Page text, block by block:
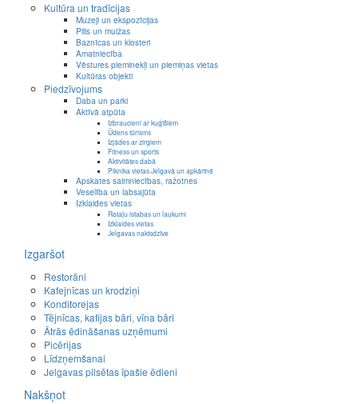
Kultūra un tradīcijas
Muzeji un ekspozīcijas
Pilis un muižas
Baznīcas un klosteri
Amatniecība
Vēstures pieminekļi un piemiņas vietas
Kultūras objekti
Piedzīvojums
Daba un parki
Aktīvā atpūta
Izbraucieni ar kuģīšiem
Ūdens tūrisms
Izjādes ar zirgiem
Fitness un sports
Aktivitātes dabā
Piknika vietas Jelgavā un apkārtnē
Apskates saimniecības, ražotnes
Veselība un labsajūta
Izklaides vietas
Rotaļu istabas un laukumi
Izklaides vietas
Jelgavas naktsdzīve
Izgaršot
Restorāni
Kafejnīcas un krodziņi
Konditorejas
Tējnīcas, kafijas bāri, vīna bāri
Ātrās ēdināšanas uzņēmumi
Picērijas
Līdzņemšanai
Jelgavas pilsētas īpašie ēdieni
Nakšņot